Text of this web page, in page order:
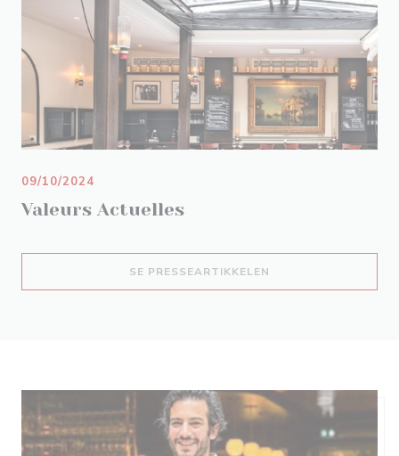
Valeurs Actuelles
09/10/2024
SE PRESSEARTIKKELEN